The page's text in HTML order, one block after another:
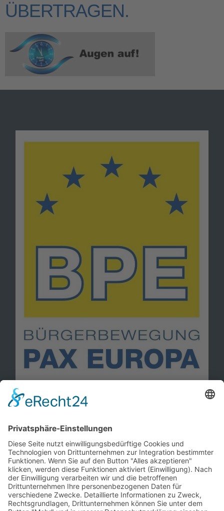
ÜBERTRAGEN.
Kontakt
Mitglied werden!
Impressum
Datenschutz